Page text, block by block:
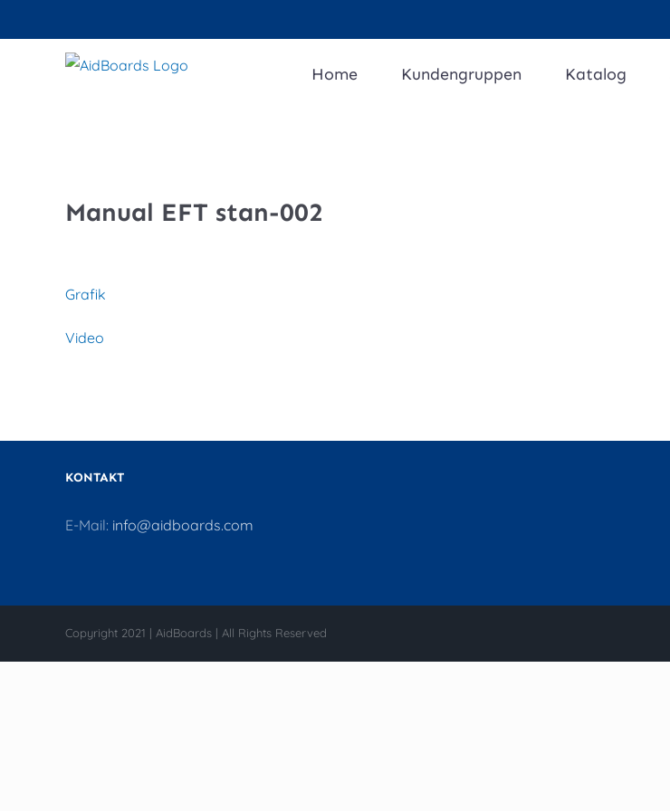
Inhalt
Home Kundengruppen Katalog
Manual EFT stan-002
Grafik
Video
KONTAKT
E-Mail: info@aidboards.com
Copyright 2021 | AidBoards | All Rights Reserved